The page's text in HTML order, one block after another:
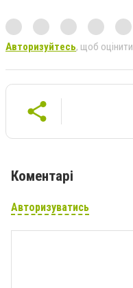
Авторизуйтесь, щоб оцінити
Коментарі
Авторизуватись